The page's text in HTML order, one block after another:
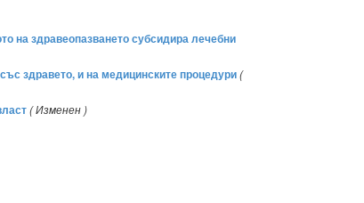
на здравеопазването субсидира лечебни
здравето, и на медицинските процедури(
( Изменен )